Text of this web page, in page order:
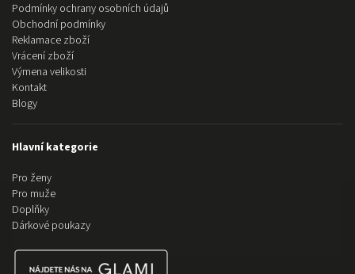
Podmínky ochrany osobních údajů
Obchodní podmínky
Reklamace zboží
Vrácení zboží
Výmena velikosti
Kontakt
Blogy
Hlavní kategorie
Pro ženy
Pro muže
Doplňky
Dárkové poukazy